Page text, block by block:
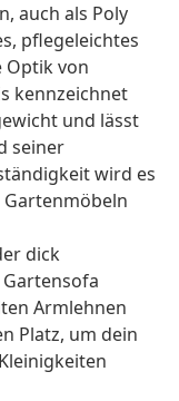
auch als Poly
pflegeleichtes
Optik von
kennzeichnet
und lässt
seiner
wird es
dick
Armlehnen
Platz, um dein